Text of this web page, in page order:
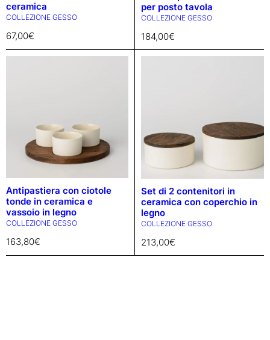
ceramica
COLLEZIONE GESSO
67,00€
per posto tavola
COLLEZIONE GESSO
184,00€
Antipastiera con ciotole
tonde in ceramica e
vassoio in legno
COLLEZIONE GESSO
163,80€
Set di 2 contenitori in
ceramica con coperchio in
legno
COLLEZIONE GESSO
213,00€